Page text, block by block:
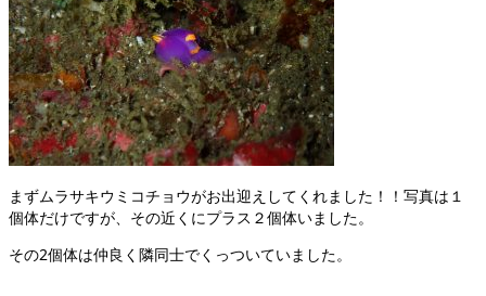
まずムラサキウミコチョウがお出迎えしてくれました！！写真は１
個体だけですが、その近くにプラス２個体いました。
その2個体は仲良く隣同士でくっついていました。